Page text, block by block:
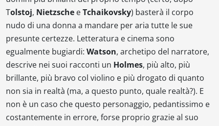
Tolstoj, Nietzsche eTchaikovsky) basterà il corpo
nudo di una donna a mandare per aria tutte le sue
presunte certezze. Letteratura e cinema sono
egualmente bugiardi: Watson, archetipo del narratore,
descrive nei suoi racconti un Holmes, più alto, più
brillante, più bravo col violino e più drogato di quanto
non sia in realtà (ma, a questo punto, quale realtà?). E
non è un caso che questo personaggio, pedantissimo e
costantemente in errore, forse proprio grazie al suo